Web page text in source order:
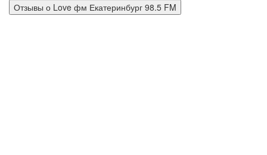
Отзывы о Love фм Екатеринбург 98.5 FM